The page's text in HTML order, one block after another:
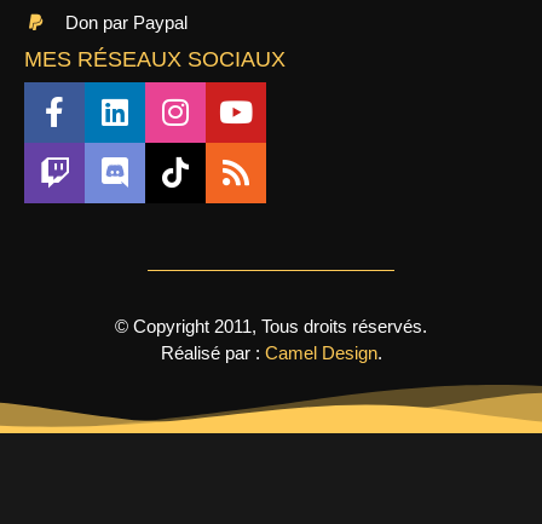
Don par Paypal
MES RÉSEAUX SOCIAUX
© Copyright 2011, Tous droits réservés.
Réalisé par : Camel Design.